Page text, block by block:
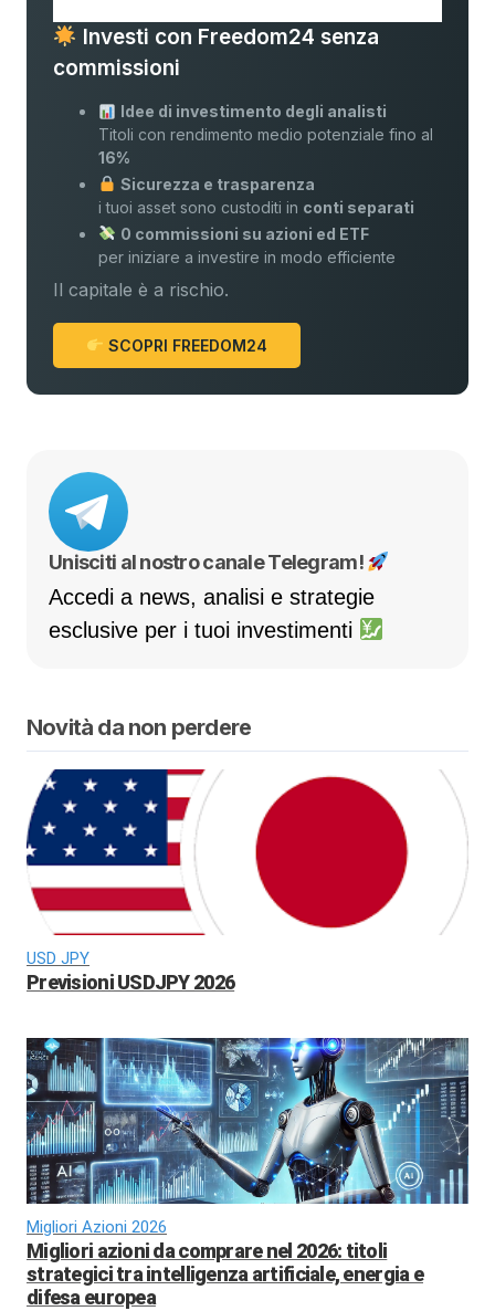
Investi con Freedom24 senza
commissioni
Idee di investimento degli analisti
Titoli con rendimento medio potenziale fino al
16%
Sicurezza e trasparenza
i tuoi asset sono custoditi in conti separati
0 commissioni su azioni ed ETF
per iniziare a investire in modo efficiente
Il capitale è a rischio.
SCOPRI FREEDOM24
Unisciti al nostro canale Telegram!
Accedi a news, analisi e strategie
esclusive per i tuoi investimenti
Novità da non perdere
USD JPY
Previsioni USDJPY 2026
Migliori Azioni 2026
Migliori azioni da comprare nel 2026: titoli
strategici tra intelligenza artificiale, energia e
difesa europea